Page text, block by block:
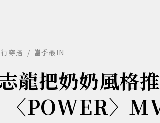
穿搭 當季最IN
龍把奶奶風格
〈POWER〉